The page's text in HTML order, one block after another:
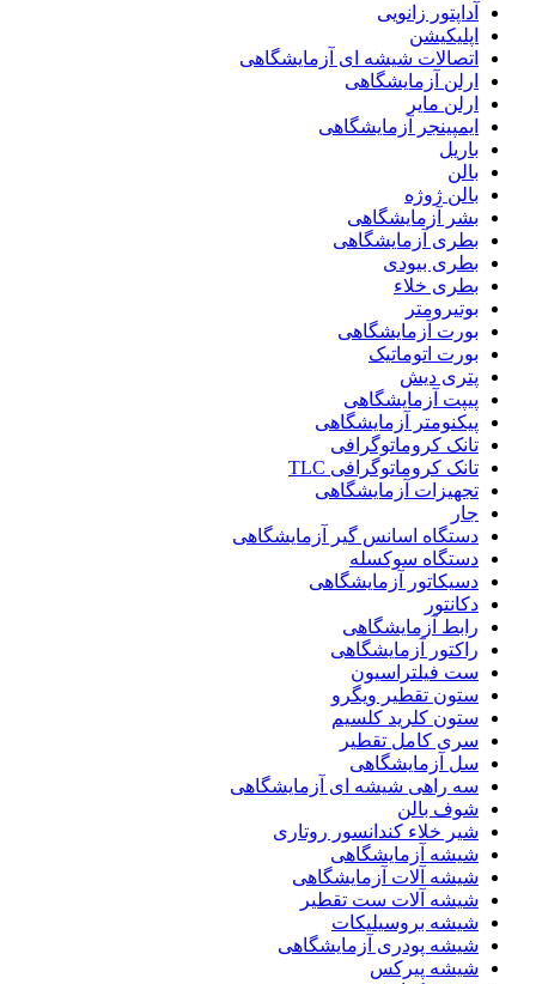
آداپتور زانویی
اپلیکیشن
اتصالات شیشه ای آزمایشگاهی
ارلن آزمایشگاهی
ارلن مایر
ایمپینجر آزمایشگاهی
باریل
بالن
بالن ژوژه
بشر آزمایشگاهی
بطری آزمایشگاهی
بطری بیودی
بطری خلاء
بوتیرومتر
بورت آزمایشگاهی
بورت اتوماتیک
پتری دیش
پیپت آزمایشگاهی
پیکنومتر آزمایشگاهی
تانک کروماتوگرافی
تانک کروماتوگرافی TLC
تجهیزات آزمایشگاهی
جار
دستگاه اسانس گیر آزمایشگاهی
دستگاه سوکسله
دسیکاتور آزمایشگاهی
دکانتور
رابط آزمایشگاهی
راکتور آزمایشگاهی
ست فیلتراسیون
ستون تقطیر ویگرو
ستون کلرید کلسیم
سری کامل تقطیر
سل آزمایشگاهی
سه راهی شیشه ای آزمایشگاهی
شوف بالن
شیر خلاء کندانسور روتاری
شیشه آزمایشگاهی
شیشه آلات آزمایشگاهی
شیشه آلات ست تقطیر
شیشه بروسیلیکات
شیشه پودری آزمایشگاهی
شیشه پیرکس